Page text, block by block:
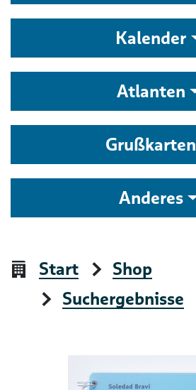
Kalender
Atlanten
Grußkarten
Anderes
Start
Shop
Suchergebnisse